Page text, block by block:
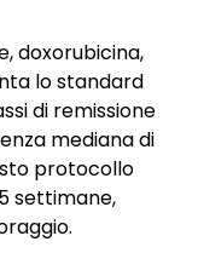
doxorubicina,
lo standard
di remissione
mediana di
protocollo
settimane,